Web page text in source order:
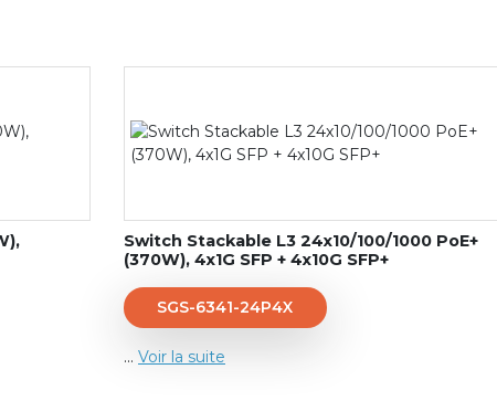
Switch Stackable L3 24x10/100/1000 PoE+
(370W), 4x1G SFP + 4x10G SFP+
SGS-6341-24P4X
... Voir la suite